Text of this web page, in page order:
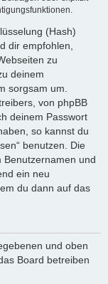
(Hash)
dir empfohlen,
zu
deinem
sorgsam um.
von phpBB
deinem Passwort
so kannst du
benutzen. Die
Benutzernamen und
ein neu
du dann auf das
und oben
Board betreiben